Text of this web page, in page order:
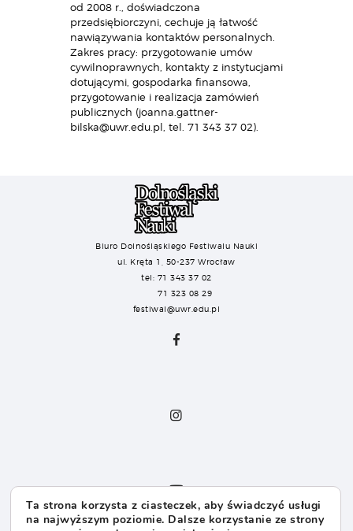
od 2008 r., doświadczona
przedsiębiorczyni, cechuje ją łatwość
nawiązywania kontaktów personalnych.
Zakres pracy: przygotowanie umów
cywilnoprawnych, kontakty z instytucjami
dotującymi, gospodarka finansowa,
przygotowanie i realizacja zamówień
publicznych (joanna.gattner-
bilska@uwr.edu.pl, tel. 71 343 37 02).
Biuro Dolnośląskiego Festiwalu Nauki
ul. Kręta 1, 50-237 Wrocław
tel: 71 343 37 02
71 323 08 29
festiwal@uwr.edu.pl
Ta strona korzysta z ciasteczek, aby świadczyć usługi
na najwyższym poziomie. Dalsze korzystanie ze strony